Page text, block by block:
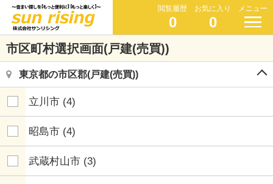
閲覧履歴
0
お気に入り
0
メニュー
市区町村選択画面(戸建(売買))
東京都の市区郡(戸建(売買))
立川市 (4)
昭島市 (4)
武蔵村山市 (3)